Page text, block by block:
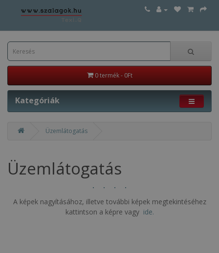
0 termék - 0Ft
Kategóriák
Üzemlátogatás
Üzemlátogatás
A képek nagyításához, illetve további képek megtekintéséhez
kattintson a képre vagy ide.